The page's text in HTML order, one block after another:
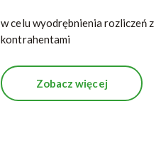
w celu wyodrębnienia rozliczeń z
kontrahentami
Zobacz więcej